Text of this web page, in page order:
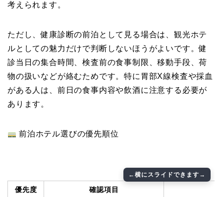
考えられます。
ただし、健康診断の前泊として見る場合は、観光ホテ
ルとしての魅力だけで判断しないほうがよいです。健
診当日の集合時間、検査前の食事制限、移動手段、荷
物の扱いなどが絡むためです。特に胃部X線検査や採血
がある人は、前日の食事内容や飲酒に注意する必要が
あります。
前泊ホテル選びの優先順位
優先度 確認項目